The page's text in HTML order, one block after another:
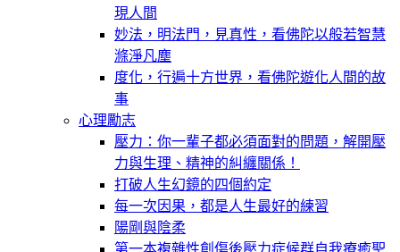
現人間
妙法，明法門，見真性，看佛陀以般若智慧
滌淨凡塵
度化，行遍十方世界，看佛陀遊化人間的故
事
心理勵志
壓力：你一輩子都必須面對的問題，解開壓
力與生理、精神的糾纏關係！
打破人生幻鏡的四個約定
每一次因果，都是人生最好的練習
陽剛與陰柔
第一本複雜性創傷後壓力症候群自我療癒聖